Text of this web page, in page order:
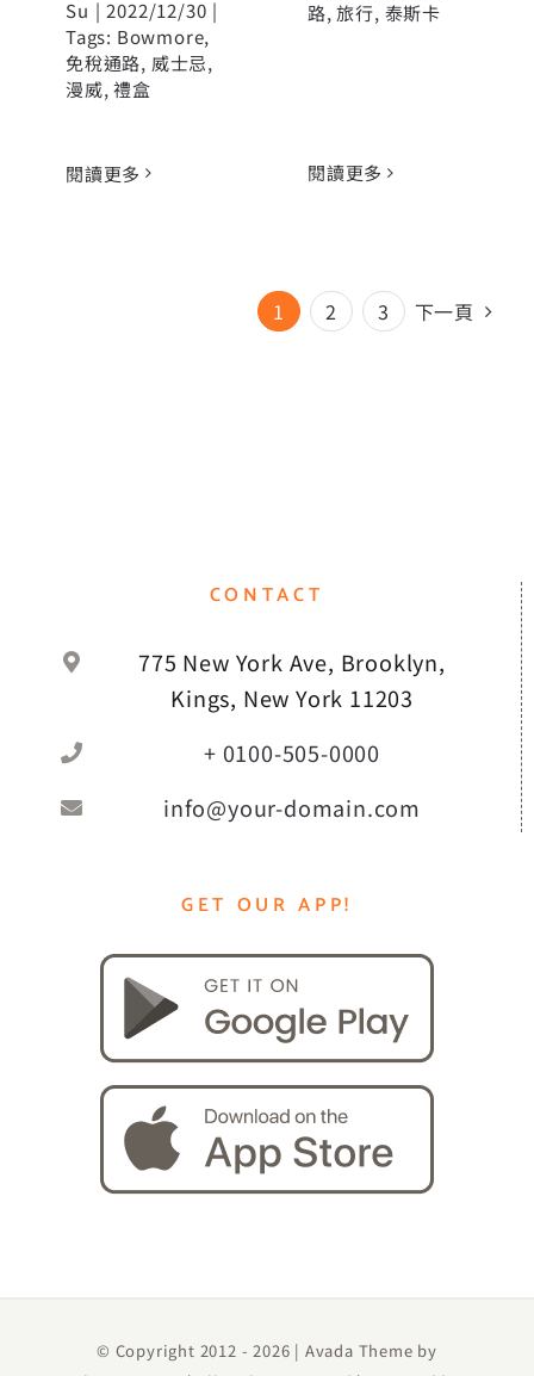
Su | 2022/12/30 |
Tags: Bowmore,
免稅通路, 威士忌,
漫威,禮盒
閱讀更多
路,旅行, 泰斯卡
閱讀更多
1 2 3 下一頁
CONTACT
775 New York Ave, Brooklyn,
Kings, New York 11203
+ 0100-505-0000
info@your-domain.com
GET OUR APP!
© Copyright 2012 -2026 | Avada Theme by